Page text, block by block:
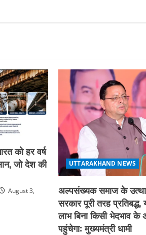
को हर वर्ष
जो देश की
August 3,
UTTARAKHAND NEWS
अल्पसंख्यक समाज के
सरकार पूरी तरह
लाभ बिना किसी भेदभाव के
पहुंचेगा: मुख्यमंत्री धामी